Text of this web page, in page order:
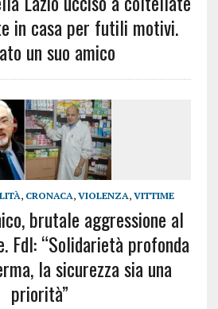
in casa per futili motivi.
un suo amico
, CRONACA, VIOLENZA, VITTIME
brutale aggressione al
FdI: “Solidarietà profonda
la sicurezza sia una
priorità”